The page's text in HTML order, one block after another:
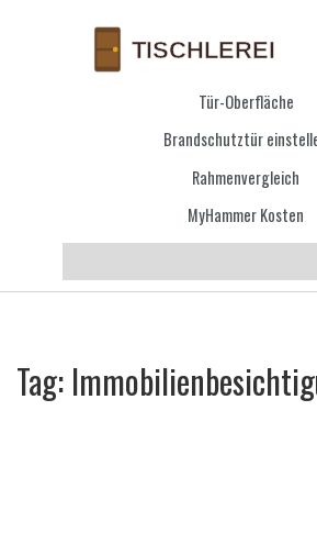
Tür-Oberfläche
Brandschutztür
Rahmenvergleich
MyHammer Kosten
Tag: